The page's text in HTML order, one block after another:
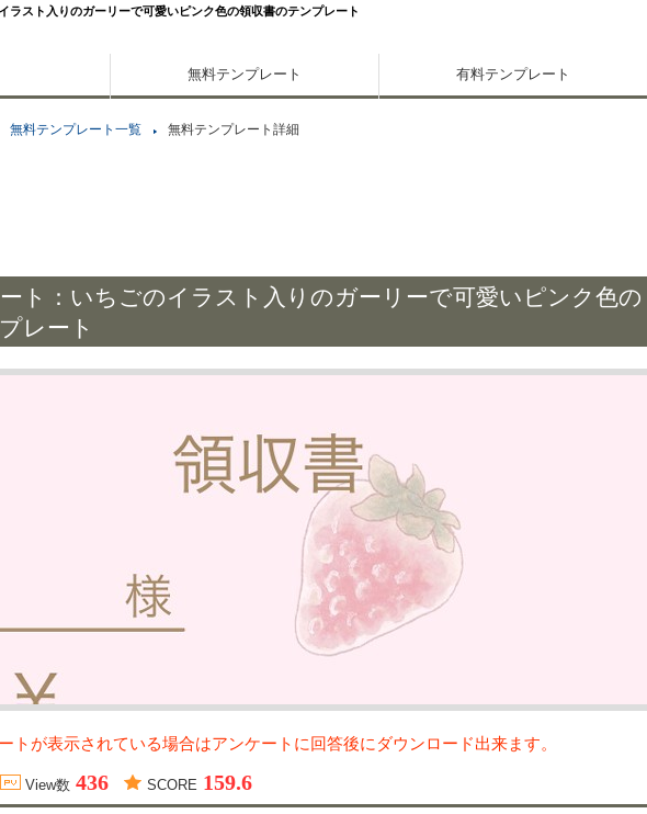
ラスト入りのガーリーで可愛いピンク色の領収書のテンプレート
無料テンプレート 有料テンプレート
無料テンプレート一覧 無料テンプレート詳細
ト：いちごのイラスト入りのガーリーで可愛いピンク色の
レート
トが表示されている場合はアンケートに回答後にダウンロード出来ます。
View数 436 SCORE 159.6